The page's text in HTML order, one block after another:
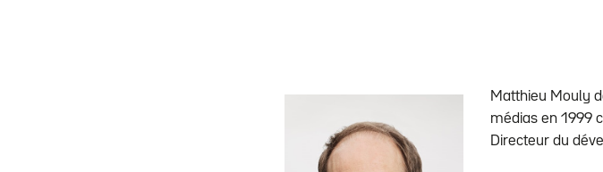
Matthieu Mouly
médias en 1999
Directeur du